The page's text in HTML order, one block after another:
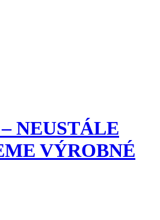
NEUSTÁLE
VÝROBNÉ